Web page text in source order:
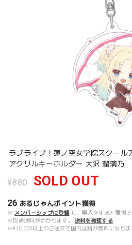
ラブライブ！蓮ノ空女学院スクール
アクリルキーホルダー 大沢 瑠璃乃
¥880 SOLD OUT
26 あるじゃんポイント獲得
※ メンバーシップに登録 し、購入をすると獲得で
※別途送料がかかります。
送料を確認する
※¥10,000以上のご注文で国内送料が無料になりま